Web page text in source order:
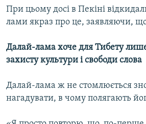
При цьому досі в Пекіні
лами якраз про це, заявляючи,
Далай-лама хоче для Тибету
захисту культури і свободи слова
Далай-лама ж не стомлюється
нагадувати, в чому полягають